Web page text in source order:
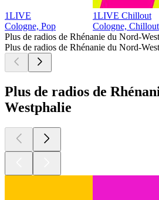
1LIVE
Cologne, Pop
1LIVE Chillout
Cologne, Chillout
Plus de radios de Rhénanie du Nord-
Plus de radios de Rhénanie du Nord-
Plus de radios de
Westphalie